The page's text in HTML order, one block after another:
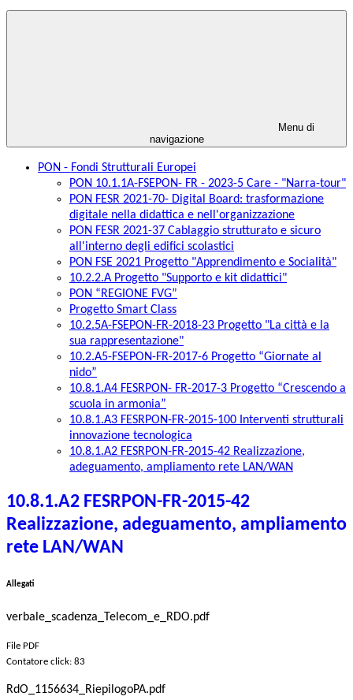
Menu di
navigazione
PON - Fondi Strutturali Europei
PON 10.1.1A-FSEPON- FR - 2023-5 Care - "Narra-tour"
PON FESR 2021-70- Digital Board: trasformazione
digitale nella didattica e nell'organizzazione
PON FESR 2021-37 Cablaggio strutturato e sicuro
all'interno degli edifici scolastici
PON FSE 2021 Progetto "Apprendimento e Socialità"
10.2.2.A Progetto "Supporto e kit didattici"
PON “REGIONE FVG”
Progetto Smart Class
10.2.5A-FSEPON-FR-2018-23 Progetto "La città e la
sua rappresentazione"
10.2.A5-FSEPON-FR-2017-6 Progetto “Giornate al
nido”
10.8.1.A4 FESRPON- FR-2017-3 Progetto “Crescendo a
scuola in armonia”
10.8.1.A3 FESRPON-FR-2015-100 Interventi strutturali
innovazione tecnologica
10.8.1.A2 FESRPON-FR-2015-42 Realizzazione,
adeguamento, ampliamento rete LAN/WAN
10.8.1.A2 FESRPON-FR-2015-42
Realizzazione, adeguamento, ampliamento
rete LAN/WAN
Allegati
verbale_scadenza_Telecom_e_RDO.pdf
File PDF
Contatore click: 83
RdO_1156634_RiepilogoPA.pdf